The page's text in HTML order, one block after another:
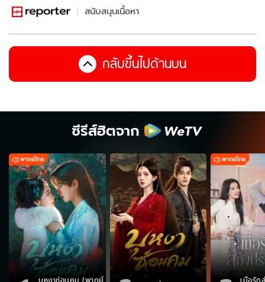
สนับสนุนเนื้อหา
กลับขึ้นไปด้านบน
ซีรีส์ฮิตจาก
บุหงาซ่อนคม (พากย์ เมื่อรัก